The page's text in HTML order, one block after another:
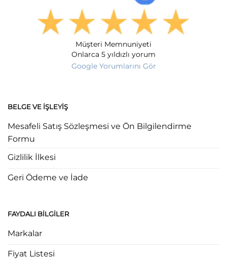
Müşteri Memnuniyeti
Onlarca 5 yıldızlı yorum
Google Yorumlarını Gör
BELGE VE İŞLEYIŞ
Mesafeli Satış Sözleşmesi ve Ön Bilgilendirme
Formu
Gizlilik İlkesi
Geri Ödeme ve İade
FAYDALI BILGILER
Markalar
Fiyat Listesi